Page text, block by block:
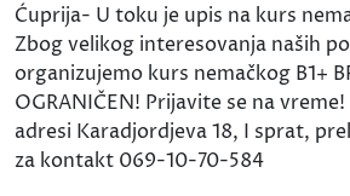
Ćuprija- U toku je upis na kurs
Zbog velikog interesovanja naših
organizujemo kurs nemačkog B1+
OGRANIČEN! Prijavite se na
adresi Karadjordjeva 18, I sprat,
za kontakt 069-10-70-584